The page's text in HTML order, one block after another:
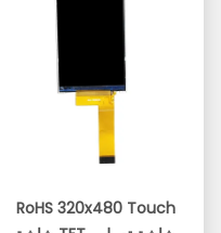
RoHS 320x480 Touch